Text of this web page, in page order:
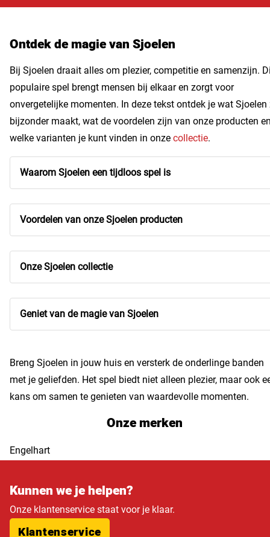
Ontdek de magie van Sjoelen
Bij Sjoelen draait alles om plezier, competitie en samenzijn.
populaire spel brengt mensen bij elkaar en zorgt voor
onvergetelijke momenten. In deze tekst ontdek je wat Sjoelen
bijzonder maakt, wat de voordelen zijn van onze producten
welke varianten je kunt vinden in onze collectie.
Waarom Sjoelen een tijdloos spel is
Voordelen van onze Sjoelen producten
Onze Sjoelen collectie
Geniet van de magie van Sjoelen
Breng Sjoelen in jouw huis en versterk de onderlinge banden
met je geliefden. Het spel biedt niet alleen plezier, maar ook
kans om samen te genieten van waardevolle momenten.
Onze merken
Engelhart
Kunnen we je helpen?
Onze klantenservice staat voor je klaar.
Klantenservice